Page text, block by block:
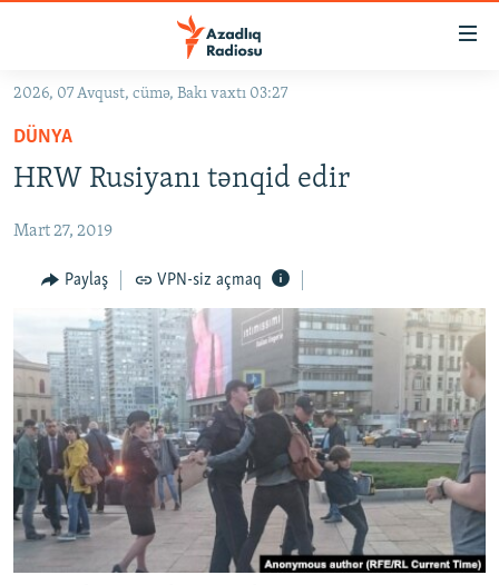
Əsas
qayıt
Əsas
qayıt
KORRUPSIOMETR
#ƏSLINDƏ
FƏRQƏ BAX
QANUNI DOĞRU
ARAŞDIRMA
MULTIMEDIA
VIDEO
FOTOQALEREYA
İNFOQRAFIKA
RADIO ARXIV
OXU ZALI
AZƏRBAYCAN ƏDƏBIYYATI KITABXANASI
İSLAM VƏ DEMOKRATIYA
HAQQIMIZDA
MISSIYAMIZ
PEŞƏ ETIKASI VƏ JURNALISTIKA STANDARTLARIMIZ
BIZI IZLƏ
2026, 07 Avqust, cümə, Bakı vaxtı 03:27
DÜNYA
HRW Rusiyanı tənqid edir
Mart 27, 2019
Paylaş VPN-siz açmaq